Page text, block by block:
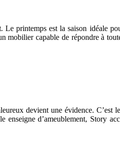
printemps est la saison idéale
mobilier capable de répondre à
devient une évidence. C’est
d’ameublement, Story